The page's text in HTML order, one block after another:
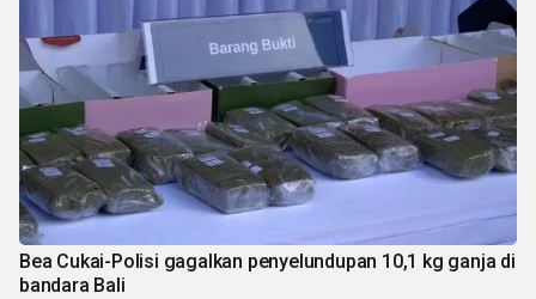
Bea Cukai-Polisi gagalkan penyelundupan 10,1 kg ganja di
bandara Bali